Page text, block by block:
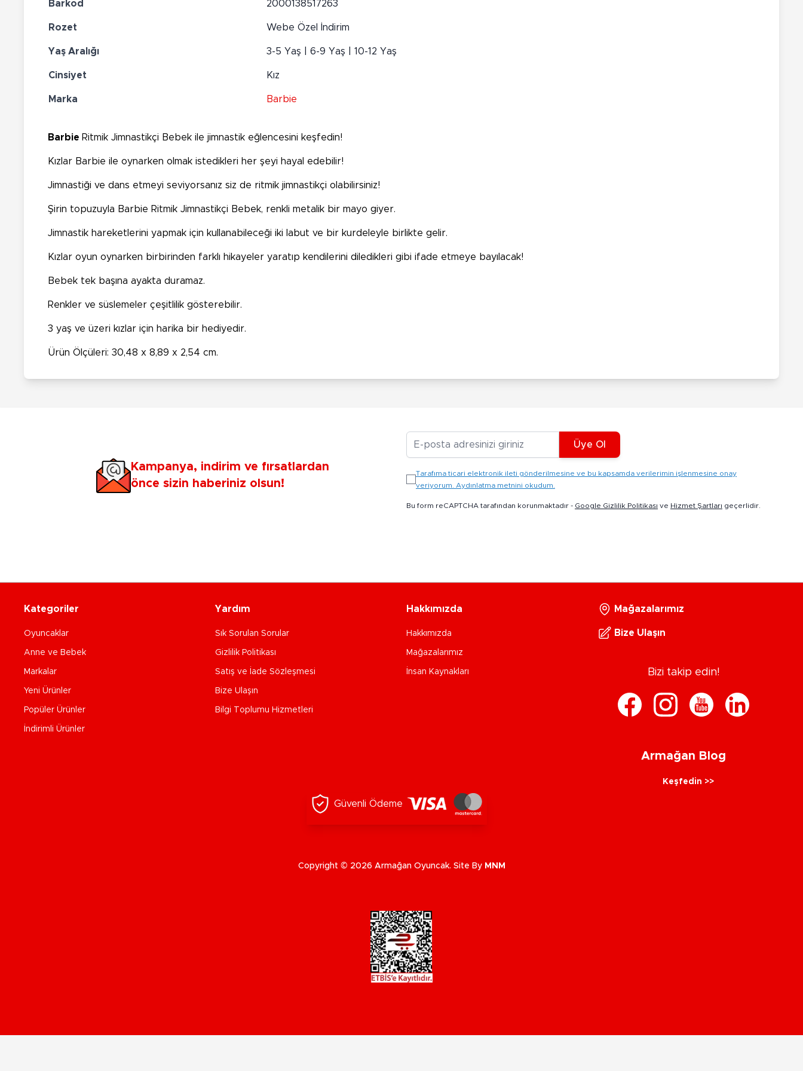
Barkod 2000138517263
Rozet Webe Özel İndirim
Yaş Aralığı 3-5 Yaş | 6-9 Yaş | 10-12 Yaş
Cinsiyet Kız
Marka Barbie
Barbie Ritmik Jimnastikçi Bebek ile jimnastik eğlencesini keşfedin!
Kızlar Barbie ile oynarken olmak istedikleri her şeyi hayal edebilir!
Jimnastiği ve dans etmeyi seviyorsanız siz de ritmik jimnastikçi olabilirsiniz!
Şirin topuzuyla Barbie Ritmik Jimnastikçi Bebek, renkli metalik bir mayo giyer.
Jimnastik hareketlerini yapmak için kullanabileceği iki labut ve bir kurdeleyle birlikte gelir.
Kızlar oyun oynarken birbirinden farklı hikayeler yaratıp kendilerini diledikleri gibi ifade etmeye bayılacak!
Bebek tek başına ayakta duramaz.
Renkler ve süslemeler çeşitlilik gösterebilir.
3 yaş ve üzeri kızlar için harika bir hediyedir.
Ürün Ölçüleri: 30,48 x 8,89 x 2,54 cm.
Kampanya, indirim ve fırsatlardan
önce sizin haberiniz olsun!
Üye Ol
Tarafıma ticari elektronik ileti gönderilmesine ve bu kapsamda verilerimin işlenmesine onay
veriyorum. Aydınlatma metnini okudum.
Bu form reCAPTCHA tarafından korunmaktadır - Google Gizlilik Politikası ve Hizmet Şartları geçerlidir.
Kategoriler
Oyuncaklar
Anne ve Bebek
Markalar
Yeni Ürünler
Popüler Ürünler
İndirimli Ürünler
Yardım
Sık Sorulan Sorular
Gizlilik Politikası
Satış ve İade Sözleşmesi
Bize Ulaşın
Bilgi Toplumu Hizmetleri
Hakkımızda
Hakkımızda
Mağazalarımız
İnsan Kaynakları
Mağazalarımız
Bize Ulaşın
Bizi takip edin!
Armağan Blog
Keşfedin >>
Güvenli Ödeme
Copyright © 2026 Armağan Oyuncak. Site By MNM